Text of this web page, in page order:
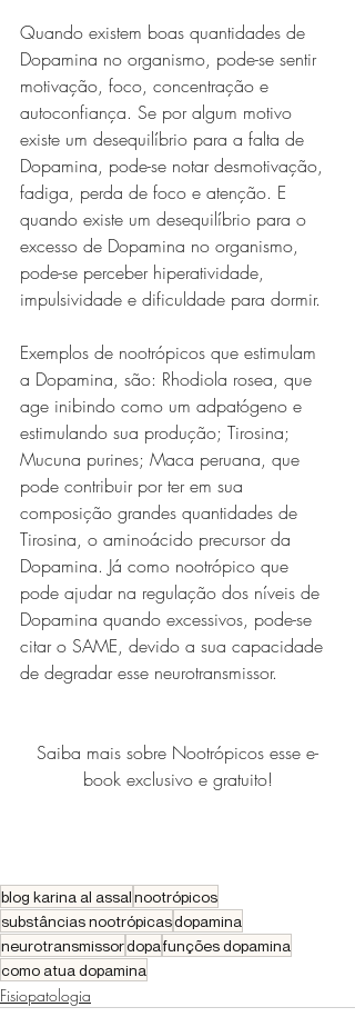
Quando existem boas quantidades de
Dopamina no organismo, pode-se sentir
motivação, foco, concentração e
autoconfiança. Se por algum motivo
existe um desequilíbrio para a falta de
Dopamina, pode-se notar desmotivação,
fadiga, perda de foco e atenção. E
quando existe um desequilíbrio para o
excesso de Dopamina no organismo,
pode-se perceber hiperatividade,
impulsividade e dificuldade para dormir.
Exemplos de nootrópicos que estimulam
a Dopamina, são: Rhodiola rosea, que
age inibindo como um adpatógeno e
estimulando sua produção; Tirosina;
Mucuna purines; Maca peruana, que
pode contribuir por ter em sua
composição grandes quantidades de
Tirosina, o aminoácido precursor da
Dopamina. Já como nootrópico que
pode ajudar na regulação dos níveis de
Dopamina quando excessivos, pode-se
citar o SAME, devido a sua capacidade
de degradar esse neurotransmissor.
Saiba mais sobre Nootrópicos esse e-
book exclusivo e gratuito!
blog karina al assalnootrópicos
substâncias nootrópicasdopamina
neurotransmissordopafunções dopamina
como atua dopamina
Fisiopatologia